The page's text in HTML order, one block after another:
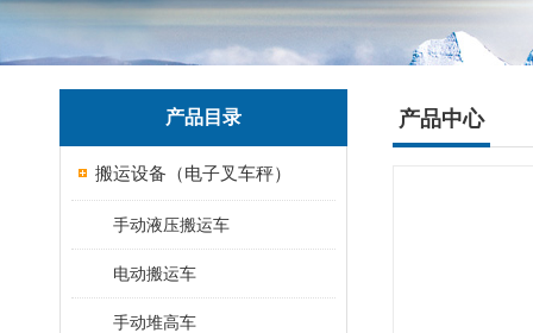
产品目录
搬运设备（电子叉车秤）
手动液压搬运车
电动搬运车
手动堆高车
产品中心